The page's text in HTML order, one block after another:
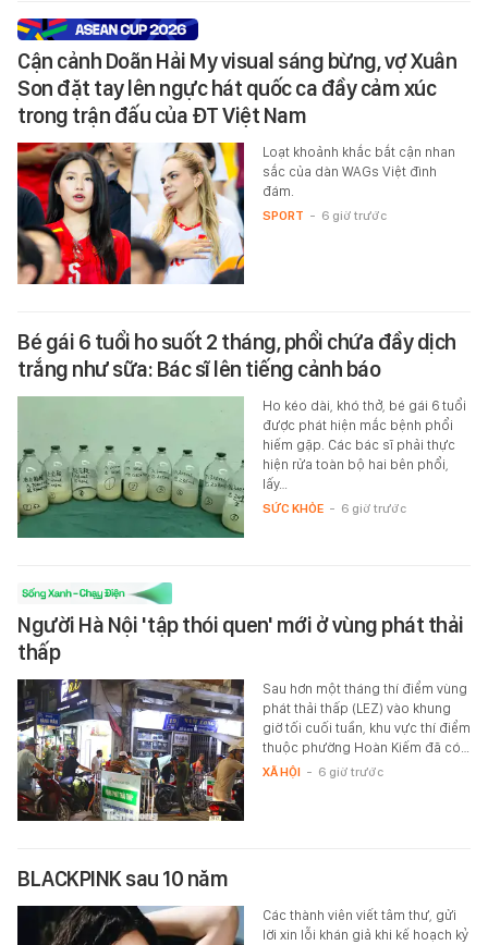
Cận cảnh Doãn Hải My visual sáng bừng, vợ Xuân
Son đặt tay lên ngực hát quốc ca đầy cảm xúc
trong trận đấu của ĐT Việt Nam
Loạt khoảnh khắc bắt cận nhan
sắc của dàn WAGs Việt đình
đám.
SPORT - 6 giờ trước
Bé gái 6 tuổi ho suốt 2 tháng, phổi chứa đầy dịch
trắng như sữa: Bác sĩ lên tiếng cảnh báo
Ho kéo dài, khó thở, bé gái 6 tuổi
được phát hiện mắc bệnh phổi
hiếm gặp. Các bác sĩ phải thực
hiện rửa toàn bộ hai bên phổi,
lấy…
SỨC KHỎE - 6 giờ trước
Người Hà Nội 'tập thói quen' mới ở vùng phát thải
thấp
Sau hơn một tháng thí điểm vùng
phát thải thấp (LEZ) vào khung
giờ tối cuối tuần, khu vực thí điểm
thuộc phường Hoàn Kiếm đã có…
XÃ HỘI - 6 giờ trước
BLACKPINK sau 10 năm
Các thành viên viết tâm thư, gửi
lời xin lỗi khán giả khi kế hoạch kỷ